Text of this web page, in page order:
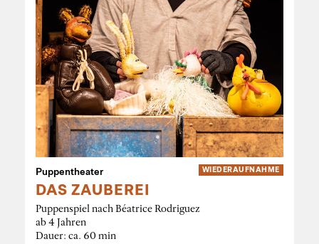
WIEDER­AUFNAHME
Puppentheater
DAS ZAUBEREI
Puppenspiel nach Béatrice Rodriguez
ab 4 Jahren
Dauer: ca. 60 min